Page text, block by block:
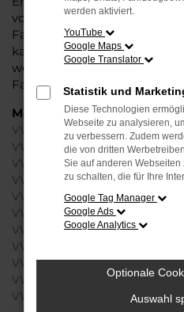
vorbildlich und präsentiert
Fahrzeuge. Jeder VW EU-
kann in unserem
werden. Sie erhalten somit
Fahrzeug.
Modelle
VW Golf Neuwagen Düsseldorf
VW Passat Variant Neuwagen
VW Polo Neuwagen
VW T-Roc Neuwagen
VW Tiguan Neuwagen
VW T-Cross Neuwagen
VW ID.3 Neuwagen Düsseldorf
VW ID.4 Neuwagen Düsseldorf
VW Taigo Neuwagen
VW ID.5 Neuwagen Düsseldorf
VW ID.7 Neuwagen Düsseldorf
werden aktiviert.
YouTube
Google Maps
Google Translator
Statistik und
Diese Technologien
Webseite zu analysieren,
zu verbessern. Zudem
die von dritten
Sie auf anderen
zu schalten, die für Ihre
Google Tag Manager
Google Ads
Google Analytics
Optionale
Auswahl